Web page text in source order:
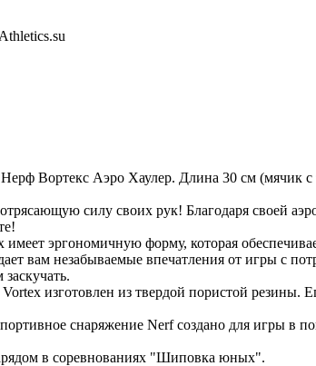
Вортекс Аэро Хаулер. Длина 30 см (мячик с
силу своих рук! Благодаря своей
форму, которая обеспечивает
незабываемые впечатления от игры с
из твердой пористой резины. Его
снаряжение Nerf создано для игры в
в соревнованиях "Шиповка юных".